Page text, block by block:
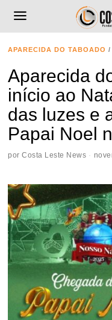
APARECIDA DO TABOADO /
Aparecida
início ao
das luzes e
Papai Noel
porCosta Leste News